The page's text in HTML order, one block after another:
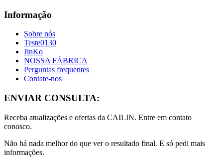
Informação
Sobre nós
Teste0130
JinKo
NOSSA FÁBRICA
Perguntas frequentes
Contate-nos
ENVIAR CONSULTA:
Receba atualizações e ofertas da CAILIN. Entre em contato
conosco.
Não há nada melhor do que ver o resultado final. E só pedi mais
informações.